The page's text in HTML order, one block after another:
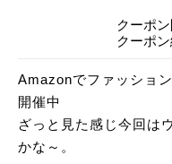
ク
クーポ
クーポ
Amazonでファッショ
開催中
ざっと見た感じ今回は
かな～。